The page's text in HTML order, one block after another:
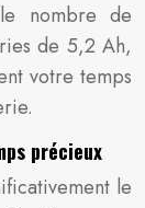
nombre de
de 5,2 Ah,
votre temps
précieux
le